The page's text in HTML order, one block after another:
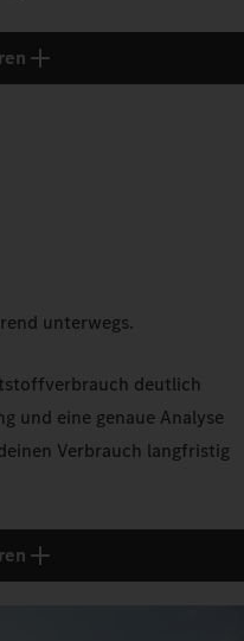
unterwegs.
deutlich
und eine genaue Analyse
Verbrauch langfristig